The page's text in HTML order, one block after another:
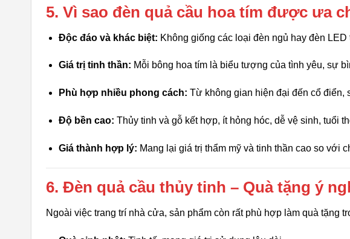
5. Vì sao đèn quả cầu hoa tím được ưa
Độc đáo và khác biệt: Không giống các loại đèn ngủ hay đèn
Giá trị tinh thần: Mỗi bông hoa tím là biểu tượng của tình yêu, sự
Phù hợp nhiều phong cách: Từ không gian hiện đại đến cổ điển,
Độ bền cao: Thủy tinh và gỗ kết hợp, ít hỏng hóc, dễ vệ sinh, tuổi
Giá thành hợp lý: Mang lại giá trị thẩm mỹ và tinh thần cao so với
6. Đèn quả cầu thủy tinh – Quà tặng ý
Ngoài việc trang trí nhà cửa, sản phẩm còn rất phù hợp làm quà tặng